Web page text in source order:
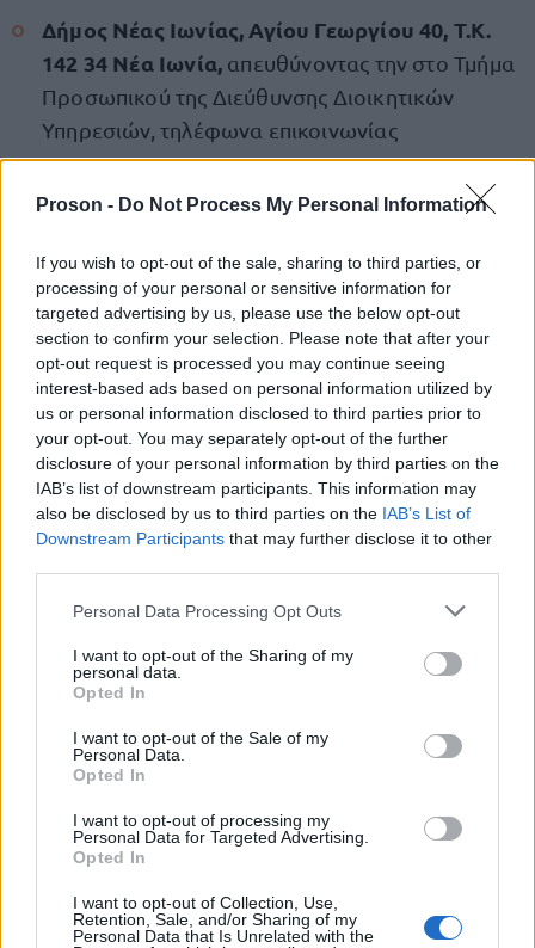
Proson - Do Not Process My Personal Information
If you wish to opt-out of the sale, sharing to third parties, or
processing of your personal or sensitive information for
targeted advertising by us, please use the below opt-out
section to confirm your selection. Please note that after your
opt-out request is processed you may continue seeing
interest-based ads based on personal information utilized by
us or personal information disclosed to third parties prior to
your opt-out. You may separately opt-out of the further
disclosure of your personal information by third parties on the
IAB’s list of downstream participants. This information may
also be disclosed by us to third parties on the IAB’s List of
Downstream Participants that may further disclose it to other
Please note that this website/app uses one or more Google
not limited to your visit or usage behaviour. You may click to
grant or deny consent to Google and its third-party tags to
use your data for below specified purposes in below Google
consent section.
Personal Data Processing Opt Outs
I want to opt-out of the Sharing of my
personal data.
Opted In
I want to opt-out of the Sale of my
Personal Data.
Opted In
I want to opt-out of processing my
Personal Data for Targeted Advertising.
Opted In
I want to opt-out of Collection, Use,
Retention, Sale, and/or Sharing of my
Personal Data that Is Unrelated with the
Δήμος Νέας Ιωνίας, Αγίου Γεωργίου 40, Τ.Κ.
142 34 Νέα Ιωνία, απευθύνοντας την στο Τμήμα
Προσωπικού της Διεύθυνσης Διοικητικών
Υπηρεσιών, τηλέφωνα επικοινωνίας
2132000421, 2132000470 και 2132000415.
Πέμπτη 29 Μαΐου 2025. Μείνετε συντονισμένοι
στο Proson.gr για να ενημερώνεστε πρώτοι για
όλες τις προσλήψεις σε Δήμους.
ΔείτεΕΔΩτην προκήρυξη.
ΑΣΕΠ: Πιστοποίηση Αγγλικών σε
μόνο 2 ημέρες στα χέρια σας
Πιστοποίηση Υπολογιστών σε 2
μέρες
Μάθε πρώτος όλες τις σημαντικές